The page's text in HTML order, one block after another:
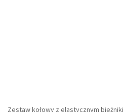
Zestaw kołowy z elastycznym